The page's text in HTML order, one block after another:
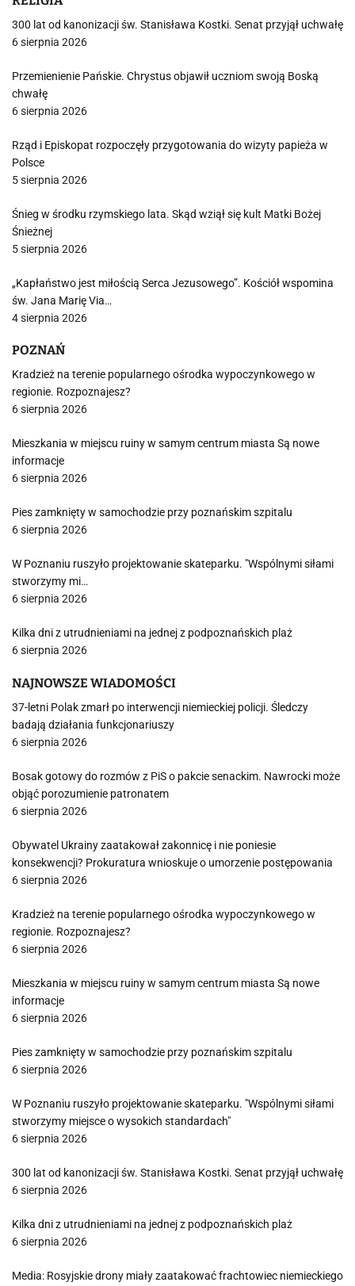
300 lat od kanonizacji św. Stanisława Kostki. Senat przyjął uchwałę
6 sierpnia 2026
Przemienienie Pańskie. Chrystus objawił uczniom swoją Boską
chwałę
6 sierpnia 2026
Rząd i Episkopat rozpoczęły przygotowania do wizyty papieża w
Polsce
5 sierpnia 2026
Śnieg w środku rzymskiego lata. Skąd wziął się kult Matki Bożej
Śnieżnej
5 sierpnia 2026
„Kapłaństwo jest miłością Serca Jezusowego”. Kościół wspomina
św. Jana Marię Via…
4 sierpnia 2026
POZNAŃ
Kradzież na terenie popularnego ośrodka wypoczynkowego w
regionie. Rozpoznajesz?
6 sierpnia 2026
Mieszkania w miejscu ruiny w samym centrum miasta Są nowe
informacje
6 sierpnia 2026
Pies zamknięty w samochodzie przy poznańskim szpitalu
6 sierpnia 2026
W Poznaniu ruszyło projektowanie skateparku. "Wspólnymi siłami
stworzymy mi…
6 sierpnia 2026
Kilka dni z utrudnieniami na jednej z podpoznańskich plaż
6 sierpnia 2026
NAJNOWSZE WIADOMOŚCI
37-letni Polak zmarł po interwencji niemieckiej policji. Śledczy
badają działania funkcjonariuszy
6 sierpnia 2026
Bosak gotowy do rozmów z PiS o pakcie senackim. Nawrocki może
objąć porozumienie patronatem
6 sierpnia 2026
Obywatel Ukrainy zaatakował zakonnicę i nie poniesie
konsekwencji? Prokuratura wnioskuje o umorzenie postępowania
6 sierpnia 2026
Kradzież na terenie popularnego ośrodka wypoczynkowego w
regionie. Rozpoznajesz?
6 sierpnia 2026
Mieszkania w miejscu ruiny w samym centrum miasta Są nowe
informacje
6 sierpnia 2026
Pies zamknięty w samochodzie przy poznańskim szpitalu
6 sierpnia 2026
W Poznaniu ruszyło projektowanie skateparku. "Wspólnymi siłami
stworzymy miejsce o wysokich standardach"
6 sierpnia 2026
300 lat od kanonizacji św. Stanisława Kostki. Senat przyjął uchwałę
6 sierpnia 2026
Kilka dni z utrudnieniami na jednej z podpoznańskich plaż
6 sierpnia 2026
Media: Rosyjskie drony miały zaatakować frachtowiec niemieckiego